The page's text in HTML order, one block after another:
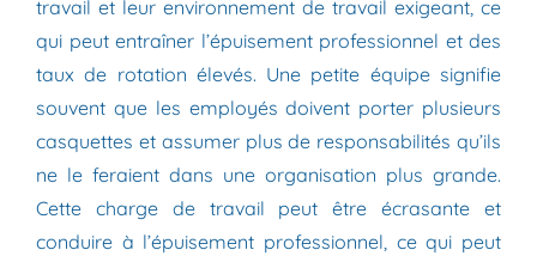
travail et leur environnement de travail exigeant, ce
qui peut entraîner l’épuisement professionnel et des
taux de rotation élevés. Une petite équipe signifie
souvent que les employés doivent porter plusieurs
casquettes et assumer plus de responsabilités qu’ils
ne le feraient dans une organisation plus grande.
Cette charge de travail peut être écrasante et
conduire à l’épuisement professionnel, ce qui peut